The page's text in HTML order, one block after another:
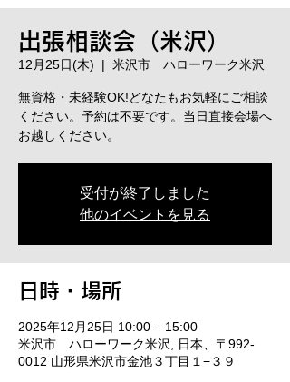
出張相談会（米沢）
12月25日(木)
  |
米沢市 ハローワーク米沢
無資格・未経験OK!どなたもお気軽にご相談
ください。予約は不要です。当日直接会場へ
お越しください。
受付が終了しました
他のイベントを見る
日時・場所
2025年12月25日 10:00 – 15:00
米沢市 ハローワーク米沢, 日本、〒992-
0012 山形県米沢市金池３丁目１−３９